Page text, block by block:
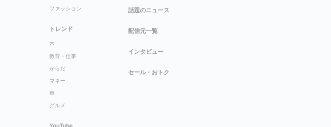
ファッション
トレンド
本
教育・仕事
からだ
マネー
車
グルメ
話題のニュース
配信元一覧
インタビュー
セール・おトク